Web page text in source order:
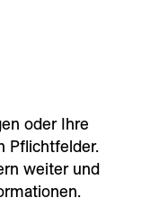
oder Ihre
Pflichtfelder.
weiter und